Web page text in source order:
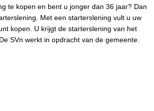
te kopen en bent u jonger dan 36 jaar? Dan
Met een starterslening vult u uw
kopen. U krijgt de starterslening van het
SVn werkt in opdracht van de gemeente.